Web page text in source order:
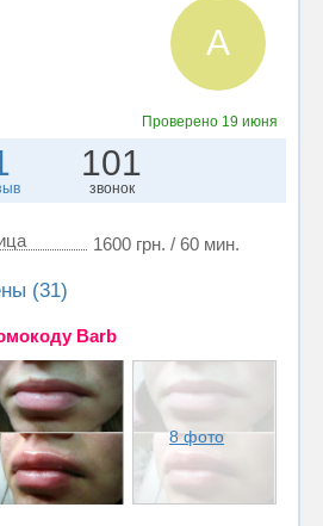
А
Проверено 19 июня
101
звонок
1600 грн. / 60 мин.
(31)
Barb
8 фото